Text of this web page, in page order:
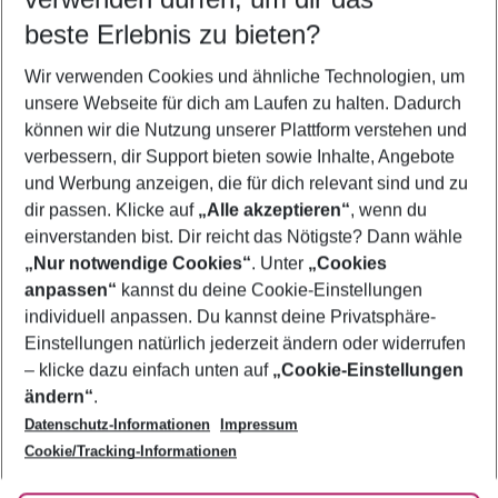
5-8 Nächte
2 Erwachsene Keine Kinder
Mehr Filter anzeigen
Footer
Footer navigation
Über uns
AGB
Bestpreisgarantie
Cookie-Einstellungen ändern
Cookie-Richtlinie
Agenturbetreuung
Barrierefreies Reisen
Folge uns
beste Erlebnis zu bieten?
Wir verwenden Cookies und ähnliche Technologien, um
unsere Webseite für dich am Laufen zu halten. Dadurch
können wir die Nutzung unserer Plattform verstehen und
verbessern, dir Support bieten sowie Inhalte, Angebote
und Werbung anzeigen, die für dich relevant sind und zu
dir passen. Klicke auf „Alle akzeptieren“, wenn du
einverstanden bist. Dir reicht das Nötigste? Dann wähle
„Nur notwendige Cookies“. Unter „Cookies
anpassen“ kannst du deine Cookie-Einstellungen
individuell anpassen. Du kannst deine Privatsphäre-
Einstellungen natürlich jederzeit ändern oder widerrufen
– klicke dazu einfach unten auf „Cookie-Einstellungen
ändern“.
Datenschutz-Informationen
Impressum
Cookie/Tracking-Informationen